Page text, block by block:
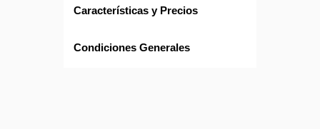
Características y Precios
Condiciones Generales